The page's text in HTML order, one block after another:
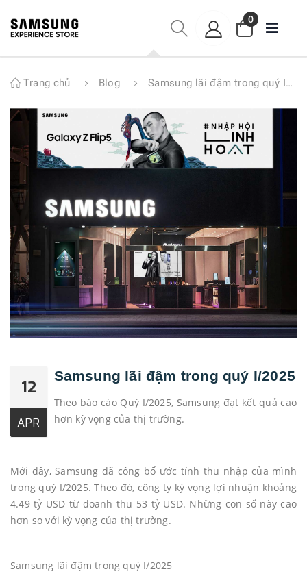
0
Trang chủ Blog Samsung lãi đậm trong quý I/2025
12
APR
Samsung lãi đậm trong quý I/2025
Theo báo cáo Quý I/2025, Samsung đạt kết quả cao
hơn kỳ vọng của thị trường.
Mới đây, Samsung đã công bố ước tính thu nhập của mình
trong quý I/2025. Theo đó, công ty kỳ vọng lợi nhuận khoảng
4.49 tỷ USD từ doanh thu 53 tỷ USD. Những con số này cao
hơn so với kỳ vọng của thị trường.
Samsung lãi đậm trong quý I/2025